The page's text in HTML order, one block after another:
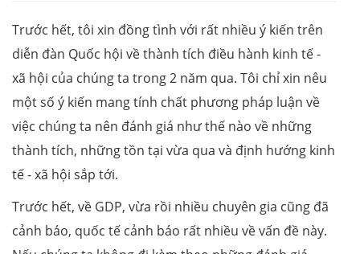
Trước hết, tôi xin đồng tình với rất nhiều ý kiến trên
diễn đàn Quốc hội về thành tích điều hành kinh tế -
xã hội của chúng ta trong 2 năm qua. Tôi chỉ xin nêu
một số ý kiến mang tính chất phương pháp luận về
việc chúng ta nên đánh giá như thế nào về những
thành tích, những tồn tại vừa qua và định hướng kinh
tế - xã hội sắp tới.
Trước hết, về GDP, vừa rồi nhiều chuyên gia cũng đã
cảnh báo, quốc tế cảnh báo rất nhiều về vấn đề này.